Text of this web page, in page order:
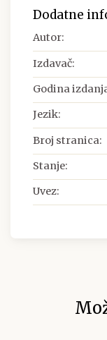
Dodatne
Autor:
Izdavač:
Godina
Jezik:
Broj stranica:
Stanje:
Uvez: